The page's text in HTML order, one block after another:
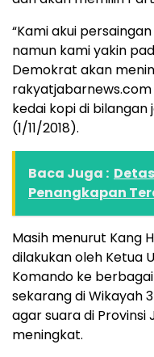
“Kami akui
namun kami yakin
Demokrat akan
kedai kopi di bilangan
(1/11/2018).
Baca Juga :
Penangkapan
Masih menurut Kang
dilakukan oleh Ketua
Komando ke
sekarang di Wikayah
agar suara di
meningkat.